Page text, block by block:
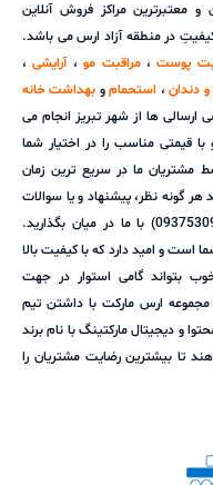
و معتبرترین مراکز فروش آنلاین
در منطقه آزاد ارس می باشد.
پوست،مراقبت مو،آرایشی،
دندان، استحمامو بهداشت خانه
ارسالی ها از شهر تبریز انجام می
قیمتی مناسب را در اختیار شما
مشتریان ما در سریع ترین زمان
گونه نظر، پیشنهاد و یا سوالات
خود را از طریق پشتیبانی آنلاین مجموعه (09375309238) با ما در میان بگذارید.
است و امید دارد که با کیفیت بالا
بتواند گامی استوار در جهت
مجموعه ارس مارکت با داشتن تیم
و دیجیتال مارکتینگ با نام برند
تا بیشترین رضایت مشتریان را